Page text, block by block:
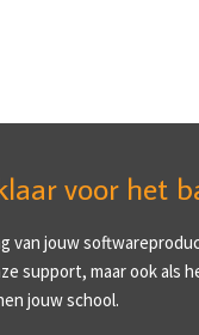
voor het
van jouw
support, maar ook als
jouw school.